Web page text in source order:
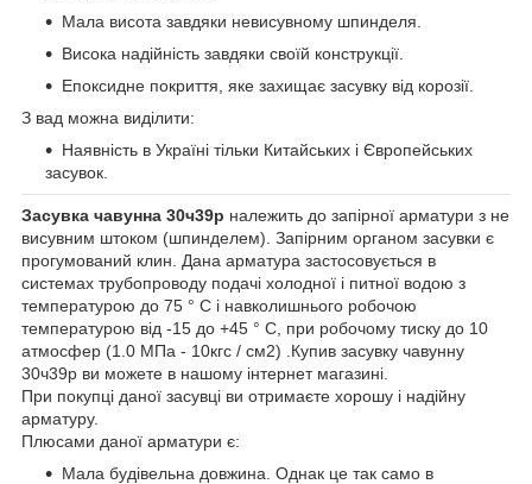
Мала висота завдяки невисувному шпинделя.
Висока надійність завдяки своїй конструкції.
Епоксидне покриття, яке захищає засувку від корозії.
З вад можна виділити:
Наявність в Україні тільки Китайських і Європейських
засувок.
Засувка чавунна 30ч39р належить до запірної арматури з не
висувним штоком (шпинделем). Запірним органом засувки є
прогумований клин. Дана арматура застосовується в
системах трубопроводу подачі холодної і питної водою з
температурою до 75 ° С і навколишнього робочою
температурою від -15 до +45 ° С, при робочому тиску до 10
атмосфер (1.0 МПа - 10кгс / см2) .Купив засувку чавунну
30ч39р ви можете в нашому інтернет магазині.
При покупці даної засувці ви отримаєте хорошу і надійну
арматуру.
Плюсами даної арматури є:
Мала будівельна довжина. Однак це так само в